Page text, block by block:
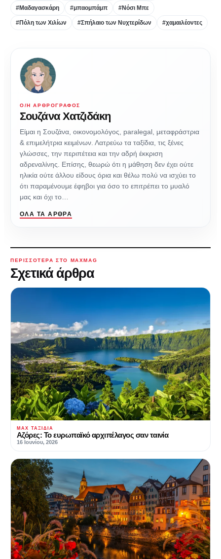
#Μαδαγασκάρη #μπαομπάμπ #Νόσι Μπε
#Πόλη των Χιλίων #Σπήλαιο των Νυχτερίδων #χαμαιλέοντες
Ο/Η ΑΡΘΡΟΓΡΆΦΟΣ
Σουζάνα Χατζιδάκη
Είμαι η Σουζάνα, οικονομολόγος, paralegal, μεταφράστρια
& επιμελήτρια κειμένων. Λατρεύω τα ταξίδια, τις ξένες
γλώσσες, την περιπέτεια και την αδρή έκκριση
αδρεναλίνης. Επίσης, θεωρώ ότι η μάθηση δεν έχει ούτε
ηλικία ούτε άλλου είδους όρια και θέλω πολύ να ισχύει το
ότι παραμένουμε έφηβοι για όσο το επιτρέπει το μυαλό
μας και όχι το…
ΌΛΑ ΤΑ ΆΡΘΡΑ
ΠΕΡΙΣΣΌΤΕΡΑ ΣΤΟ MAXMAG
Σχετικά άρθρα
MAX ΤΑΞΊΔΙΑ
Αζόρες: Το ευρωπαϊκό αρχιπέλαγος σαν ταινία
16 Ιουνίου, 2026